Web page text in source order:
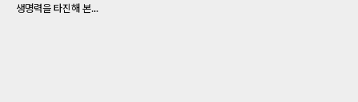
생명력을 타진해 본...